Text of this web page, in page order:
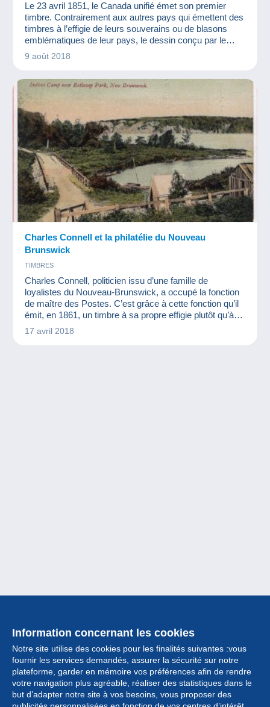
Le 23 avril 1851, le Canada unifié émet son premier
timbre. Contrairement aux autres pays qui émettent des
timbres à l’effigie de leurs souverains ou de blasons
emblématiques de leur pays, le dessin conçu par le
dessinateur Sandford Fleming représente un castor.
9 août 2018
Charles Connell et la philatélie du Nouveau
Brunswick
TIMBRES
Charles Connell, politicien issu d’une famille de
loyalistes du Nouveau-Brunswick, a occupé la fonction
de maître des Postes. C’est grâce à cette fonction qu’il
émit, en 1861, un timbre à sa propre effigie plutôt qu’à
celle de la reine Victoria...
17 avril 2018
Information concernant les cookies
Notre site utilise des cookies pour les finalités suivantes :vous
fournir les services demandés, assurer la sécurité sur notre
plateforme, garder en mémoire vos préférences afin de rendre
votre navigation plus agréable, réaliser des statistiques dans le
but d’adapter notre site à vos besoins, vous proposer des
Collection